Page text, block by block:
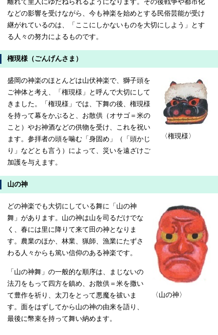
離れて里人にゆだねられるようになります。その後戦争や都市化
などの影響を受けながら、今も神楽を始めとする民俗芸能が受け
継がれているのは、「ここにしかないものを大切にしよう」とす
る人々の努力によるものです。
権現様（ごんげんさま）
〈権現様〉
盛岡の神楽のほとんどは山伏神楽で、獅子頭を
ご神体と考え、「権現様」と呼んで大切にして
きました。「権現様」では、下舞の後、権現様
を持って幕をかぶると、お散供（オサゴ＝米の
こと）やお神酒などの供物を受け、これを祝い
ます。参拝者の頭を噛む「身固め」（「頭かじ
り」などとも言う）によって、災いを遠ざけご
加護を与えます。
山の神
〈山の神〉
どの神楽でも大切にしている舞に「山の神
舞」があります。山の神は山を司るだけでな
く、春には里に降りて来て田の神となりま
す。農業のほか、林業、猟師、漁業にたずさ
わる人々からも篤い信仰のある神楽です。
「山の神舞」の一般的な順序は、まじないの
法刀をもって四方を鎮め、お散供＝米を撒い
て豊作を祈り、太刀をとって悪魔を祓いま
す。面をはずしてから山の神の由来を語り、
最後に幣束を持って舞い納めます。